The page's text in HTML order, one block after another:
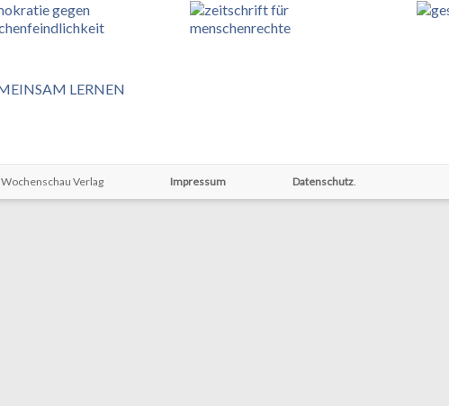
Wochenschau Verlag Impressum Datenschutz.